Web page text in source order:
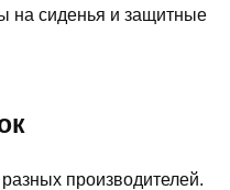
на сиденья и защитные
производителей.